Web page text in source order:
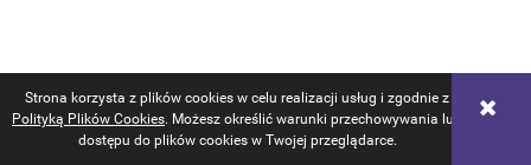
Strona korzysta z plików cookies w celu realizacji usług i zgodnie z
Polityką Plików Cookies. Możesz określić warunki przechowywania lub
dostępu do plików cookies w Twojej przeglądarce.